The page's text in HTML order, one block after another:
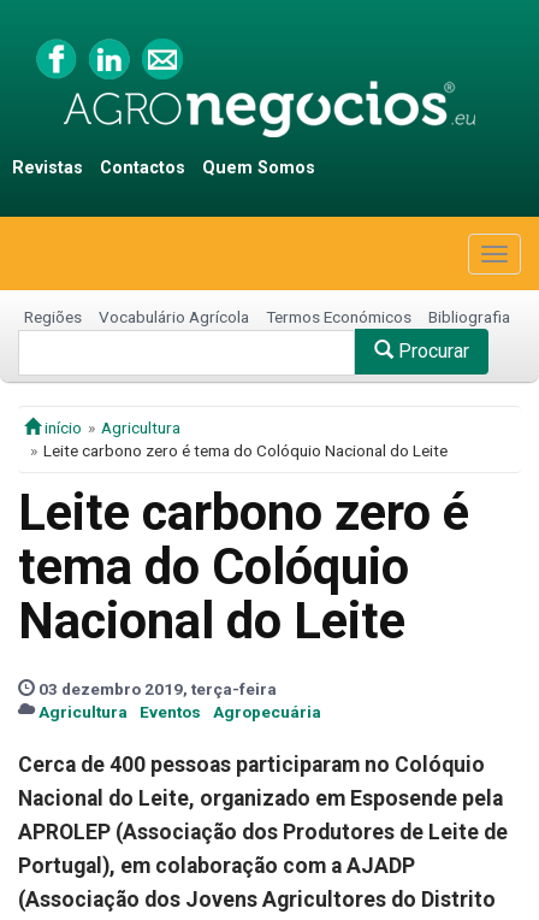
Revistas Contactos Quem Somos
Regiões Vocabulário Agrícola Termos Económicos Bibliografia
Procurar
início
Agricultura
Leite carbono zero é tema do Colóquio Nacional do Leite
Leite carbono zero é
tema do Colóquio
Nacional do Leite
03 dezembro 2019, terça-feira
Agricultura
Eventos Agropecuária
Cerca de 400 pessoas participaram no Colóquio
Nacional do Leite, organizado em Esposende pela
APROLEP (Associação dos Produtores de Leite de
Portugal), em colaboração com a AJADP
(Associação dos Jovens Agricultores do Distrito